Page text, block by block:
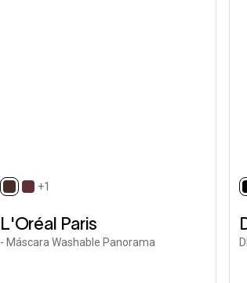
selected
+1
L'Oréal Paris
- Máscara Washable Panorama